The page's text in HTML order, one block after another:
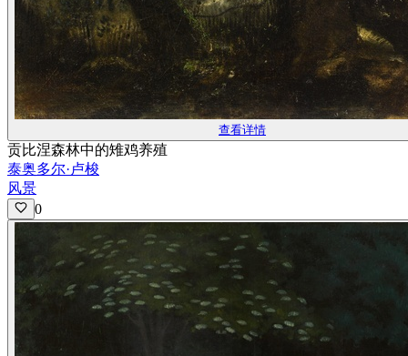
查看详情
贡比涅森林中的雉鸡养殖
泰奥多尔·卢梭
风景
0